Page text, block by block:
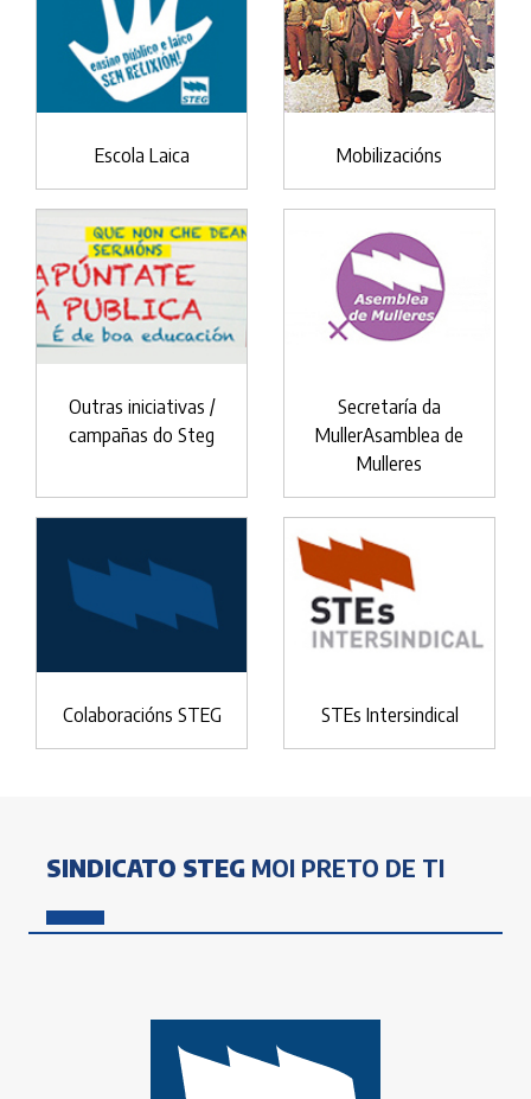
Escola Laica Mobilizacións
Outras iniciativas /
campañas do Steg
Secretaría da
MullerAsamblea de
Mulleres
Colaboracións STEG STEs Intersindical
SINDICATO STEG MOI PRETO DE TI